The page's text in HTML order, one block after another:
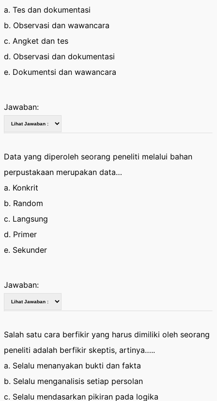
a. Tes dan dokumentasi
b. Observasi dan wawancara
c. Angket dan tes
d. Observasi dan dokumentasi
e. Dokumentsi dan wawancara
Jawaban:
Data yang diperoleh seorang peneliti melalui bahan
perpustakaan merupakan data…
a. Konkrit
b. Random
c. Langsung
d. Primer
e. Sekunder
Jawaban:
Salah satu cara berfikir yang harus dimiliki oleh seorang
peneliti adalah berfikir skeptis, artinya…..
a. Selalu menanyakan bukti dan fakta
b. Selalu menganalisis setiap persolan
c. Selalu mendasarkan pikiran pada logika